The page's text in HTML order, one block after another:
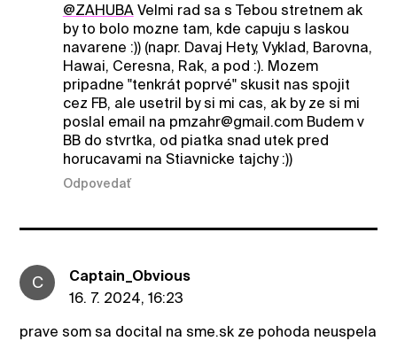
@ZAHUBA Velmi rad sa s Tebou stretnem ak
by to bolo mozne tam, kde capuju s laskou
navarene :)) (napr. Davaj Hety, Vyklad, Barovna,
Hawai, Ceresna, Rak, a pod :). Mozem
pripadne "tenkrát poprvé" skusit nas spojit
cez FB, ale usetril by si mi cas, ak by ze si mi
poslal email na pmzahr@gmail.com Budem v
BB do stvrtka, od piatka snad utek pred
horucavami na Stiavnicke tajchy :))
Odpovedať
C
Captain_Obvious
16. 7. 2024, 16:23
prave som sa docital na sme.sk ze pohoda neuspela